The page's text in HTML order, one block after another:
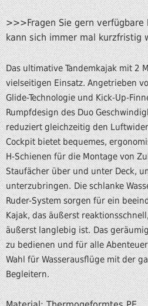
>>>Fragen Sie gern verfügbare
kann sich immer mal kurzfristig
Das ultimative Tandemkajak mit 2
vielseitigen Einsatz. Angetrieben
Glide-Technologie und Kick-Up-
Rumpfdesign des Duo
reduziert gleichzeitig den
Cockpit bietet bequemes,
H-Schienen für die Montage von
Staufächer über und unter Deck,
unterzubringen. Die schlanke
Ruder-System sorgen für ein
Kajak, das äußerst
äußerst langlebig ist. Das
zu bedienen und für alle
Wahl für Wasserausflüge mit der
Begleitern.